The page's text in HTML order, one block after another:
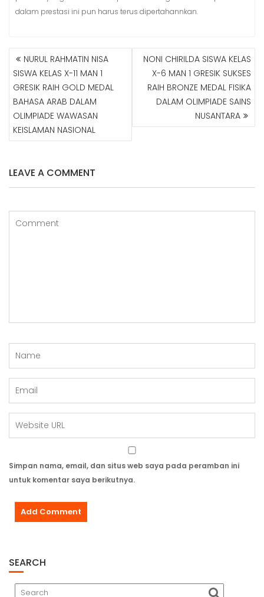
dalam prestasi ini pun harus terus dipertahannkan.
N
A
V
G
A
S
P
O
NURUL RAHMATIN NISA
SISWA KELAS X-11 MAN 1
GRESIK RAIH GOLD MEDAL
BAHASA ARAB DALAM
OLIMPIADE WAWASAN
KEISLAMAN NASIONAL
NONI CHIRILDA SISWA KELAS
X-6 MAN 1 GRESIK SUKSES
RAIH BRONZE MEDAL FISIKA
DALAM OLIMPIADE SAINS
NUSANTARA
LEAVE A COMMENT
Simpan nama, email, dan situs web saya pada peramban ini
untuk komentar saya berikutnya.
SEARCH